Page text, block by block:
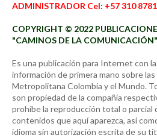
ADMINISTRADOR Cel: +57 310
COPYRIGHT © 2022
"CAMINOS DE LA COMUNICACIÓN"
Es una publicación para Internet con
información de primera mano sobre
Metropolitana Colombia y el Mundo.
son propiedad de la compañía
prohíbe la reproducción total o parcial
contenidos que aquí aparezca, así
idioma sin autorización escrita de su